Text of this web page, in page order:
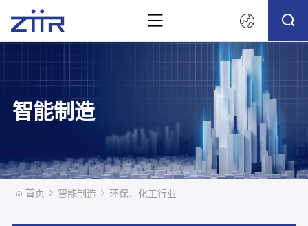
文
智能制造
首页 智能制造 环保、化工行业